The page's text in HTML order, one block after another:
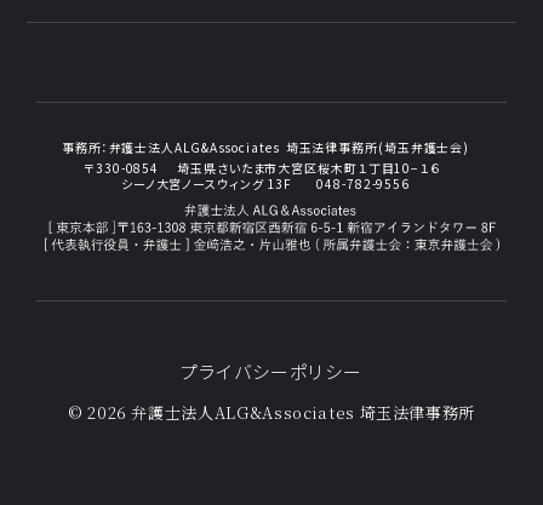
事務所： 弁護士法人ALG&Associates 埼玉法律事務所(埼玉弁護士会)
〒330-0854
埼玉県さいたま市大宮区桜木町１丁目10−１６
シーノ大宮ノースウィング 13F
048-782-9556
プライバシーポリシー
© 2026 弁護士法人ALG&Associates 埼玉法律事務所